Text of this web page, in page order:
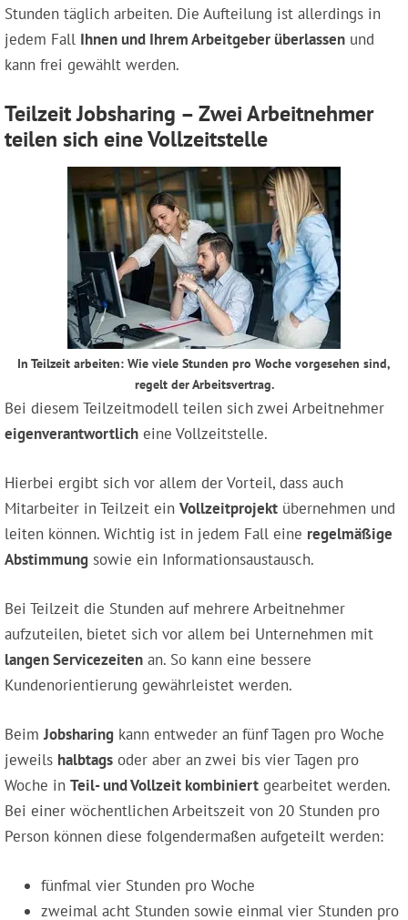
Stunden täglich arbeiten. Die Aufteilung ist allerdings in
jedem Fall Ihnen und Ihrem Arbeitgeber überlassen und
kann frei gewählt werden.
Teilzeit Jobsharing – Zwei Arbeitnehmer
teilen sich eine Vollzeitstelle
In Teilzeit arbeiten: Wie viele Stunden pro Woche vorgesehen sind,
regelt der Arbeitsvertrag.
Bei diesem Teilzeitmodell teilen sich zwei Arbeitnehmer
eigenverantwortlich eine Vollzeitstelle.
Hierbei ergibt sich vor allem der Vorteil, dass auch
Mitarbeiter in Teilzeit ein Vollzeitprojekt übernehmen und
leiten können. Wichtig ist in jedem Fall eine regelmäßige
Abstimmung sowie ein Informationsaustausch.
Bei Teilzeit die Stunden auf mehrere Arbeitnehmer
aufzuteilen, bietet sich vor allem bei Unternehmen mit
langen Servicezeiten an. So kann eine bessere
Kundenorientierung gewährleistet werden.
BeimJobsharing kann entweder an fünf Tagen pro Woche
jeweils halbtags oder aber an zwei bis vier Tagen pro
Woche in Teil- und Vollzeit kombiniert gearbeitet werden.
Bei einer wöchentlichen Arbeitszeit von 20 Stunden pro
Person können diese folgendermaßen aufgeteilt werden:
fünfmal vier Stunden pro Woche
zweimal acht Stunden sowie einmal vier Stunden pro